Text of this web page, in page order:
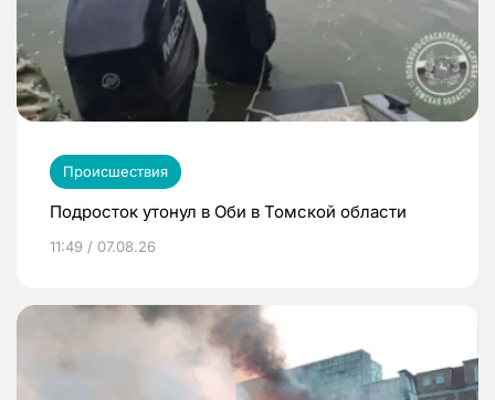
Происшествия
Подросток утонул в Оби в Томской области
11:49 / 07.08.26